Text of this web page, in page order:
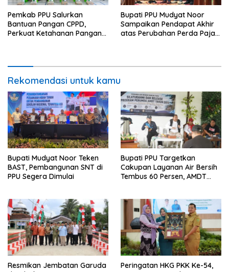
Pemkab PPU Salurkan
Bantuan Pangan CPPD,
Perkuat Ketahanan Pangan
Bupati PPU Mudyat Noor
Sampaikan Pendapat Akhir
atas Perubahan Perda Pajak
Rekomendasi untuk kamu
Bupati Mudyat Noor Teken
BAST, Pembangunan SNT di
PPU Segera Dimulai
Bupati PPU Targetkan
Cakupan Layanan Air Bersih
Tembus 60 Persen, AMDT
Resmikan Jembatan Garuda
Peringatan HKG PKK Ke-54,